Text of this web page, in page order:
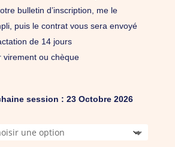
bulletin d’inscription, me le
puis le contrat vous sera envoyé
de 14 jours
virement ou chèque
session : 23 Octobre 2026